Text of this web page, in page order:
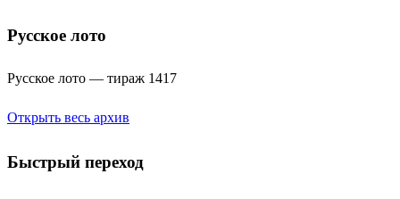
Русское лото
Русское лото — тираж 1417
Открыть весь архив
Быстрый переход